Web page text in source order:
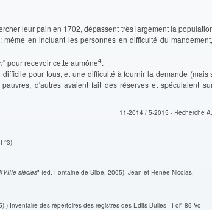
leur pain en 1702, dépassent très largement la
en incluant les personnes en difficulté du
" pour recevoir cette aumône4.
pour tous, et une difficulté à fournir la demande (mais
d'autres avaient fait des réserves et spéculaient
11-2014 / 5-2015 - Recherche
siècles" (ed. Fontaine de Siloe, 2005), Jean et Renée Nicolas.
Inventaire des répertoires des registres des Edits Bulles - Fol" 86 Vo